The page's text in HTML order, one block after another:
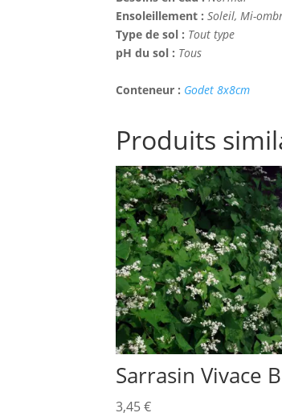
Ensoleillement :Soleil, Mi-
Type de sol : Tout type
pH du sol : Tous
Conteneur : Godet 8x8cm
Produits
Sarrasin Vivace
3,45€